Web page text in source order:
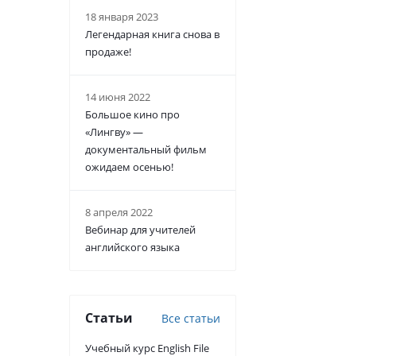
18 января 2023
Легендарная книга снова в
продаже!
14 июня 2022
Большое кино про
«Лингву» —
документальный фильм
ожидаем осенью!
8 апреля 2022
Вебинар для учителей
английского языка
Статьи Все статьи
Учебный курс English File